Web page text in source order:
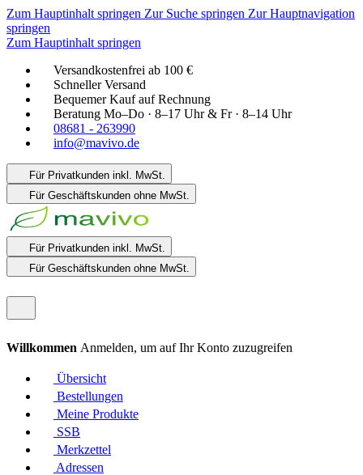
Zum Hauptinhalt springen Zur Suche springen Zur Hauptnavigation
springen
Zum Hauptinhalt springen
Versandkostenfrei ab 100 €
Schneller Versand
Bequemer Kauf auf Rechnung
Beratung Mo–Do · 8–17 Uhr & Fr · 8–14 Uhr
08681 - 263990
info@mavivo.de
Für Privatkunden inkl. MwSt.
Für Geschäftskunden ohne MwSt.
Für Privatkunden inkl. MwSt.
Für Geschäftskunden ohne MwSt.
Willkommen Anmelden, um auf Ihr Konto zuzugreifen
Übersicht
Bestellungen
Meine Produkte
SSB
Merkzettel
Adressen